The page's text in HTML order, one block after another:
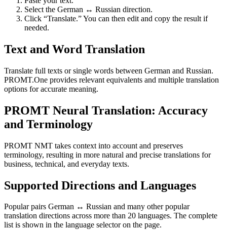
Select the German ↔ Russian direction.
Click “Translate.” You can then edit and copy the result if
needed.
Text and Word Translation
Translate full texts or single words between German and Russian.
PROMT.One provides relevant equivalents and multiple translation
options for accurate meaning.
PROMT Neural Translation: Accuracy
and Terminology
PROMT NMT takes context into account and preserves
terminology, resulting in more natural and precise translations for
business, technical, and everyday texts.
Supported Directions and Languages
Popular pairs German ↔ Russian and many other popular
translation directions across more than 20 languages. The complete
list is shown in the language selector on the page.